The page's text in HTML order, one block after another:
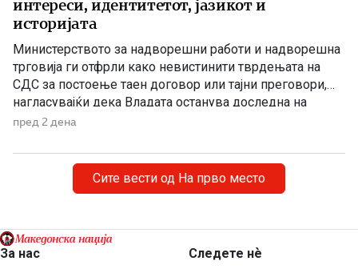
интереси, идентитетот, јазикот и
историјата
Министерството за надворешни работи и надворешна
трговија ги отфрли како невистинити тврдењата на
СДС за постоење таен договор или тајни преговори,
нагласувајќи дека Владата останува доследна на
утврдените државни позиции и нема да прифати
идентитетот, јазикот и историјата. „Денешната прес-
конференција на СДС е уште еден обид за создавање
хистерија и […]
пред 2 дена
Сите вести од На прво место
За нас
Следете нѐ